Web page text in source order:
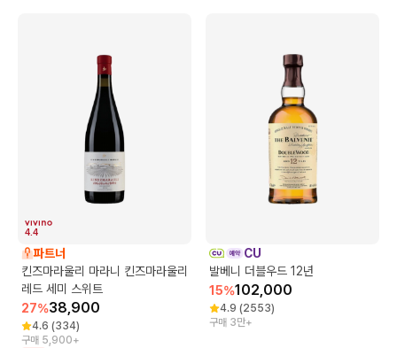
4.4
파트너
킨즈마라울리 마라니 킨즈마라울리
레드 세미 스위트
27%38,900
4.6 (334)
구매 5,900+
CU
발베니 더블우드 12년
15%102,000
4.9 (2553)
구매 3만+